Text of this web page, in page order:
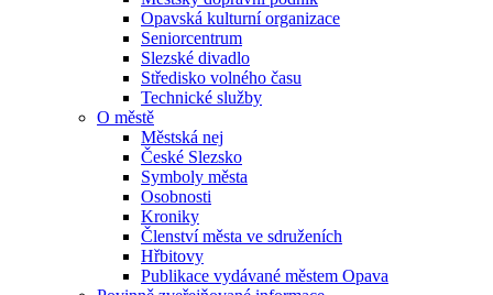
Opavská kulturní organizace
Seniorcentrum
Slezské divadlo
Středisko volného času
Technické služby
O městě
Městská nej
České Slezsko
Symboly města
Osobnosti
Kroniky
Členství města ve sdruženích
Hřbitovy
Publikace vydávané městem Opava